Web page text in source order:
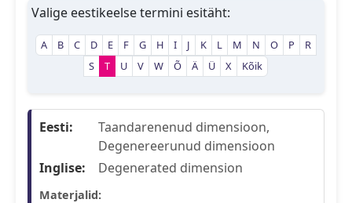
Valige eestikeelse termini esitäht:
A B C D E F G H I J K L M N O P
R
S
T U V W Õ Ä Ü X Kõik
Eesti:
Taandarenenud dimensioon,
Degenereerunud dimensioon
Inglise:
Degenerated dimension
Materjalid: